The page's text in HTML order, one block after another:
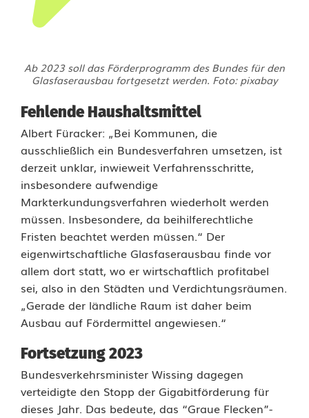
n
e
s
r
e
g
i
e
r
u
n
g
Ab 2023 soll das Förderprogramm des Bundes für den
Glasfaserausbau fortgesetzt werden. Foto: pixabay
Fehlende Haushaltsmittel
Albert Füracker: „Bei Kommunen, die
ausschließlich ein Bundesverfahren umsetzen, ist
derzeit unklar, inwieweit Verfahrensschritte,
insbesondere aufwendige
Markterkundungsverfahren wiederholt werden
müssen. Insbesondere, da beihilferechtliche
Fristen beachtet werden müssen.“ Der
eigenwirtschaftliche Glasfaserausbau finde vor
allem dort statt, wo er wirtschaftlich profitabel
sei, also in den Städten und Verdichtungsräumen.
„Gerade der ländliche Raum ist daher beim
Ausbau auf Fördermittel angewiesen.“
Fortsetzung 2023
Bundesverkehrsminister Wissing dagegen
verteidigte den Stopp der Gigabitförderung für
dieses Jahr. Das bedeute, das “Graue Flecken”-